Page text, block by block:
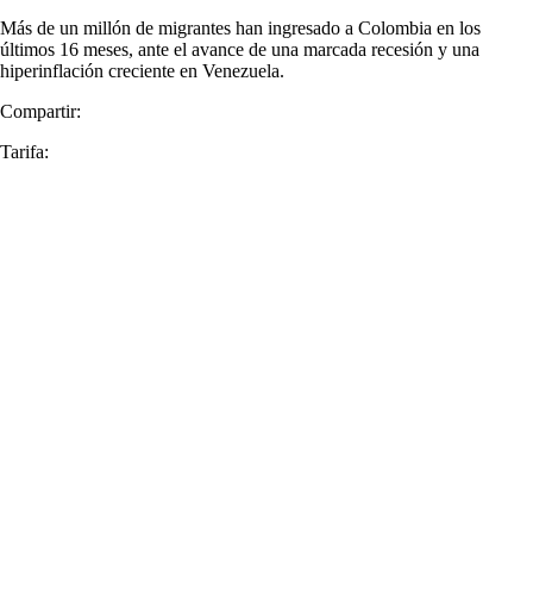
Más de un millón de migrantes han ingresado a Colombia en los
últimos 16 meses, ante el avance de una marcada recesión y una
hiperinflación creciente en Venezuela.
Compartir:
Tarifa: